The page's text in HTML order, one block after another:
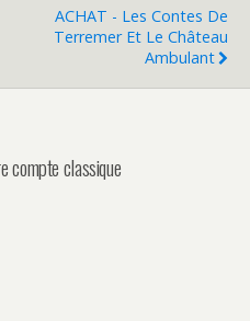
ACHAT - Les Contes De
Terremer Et Le Château
Ambulant
compte classique